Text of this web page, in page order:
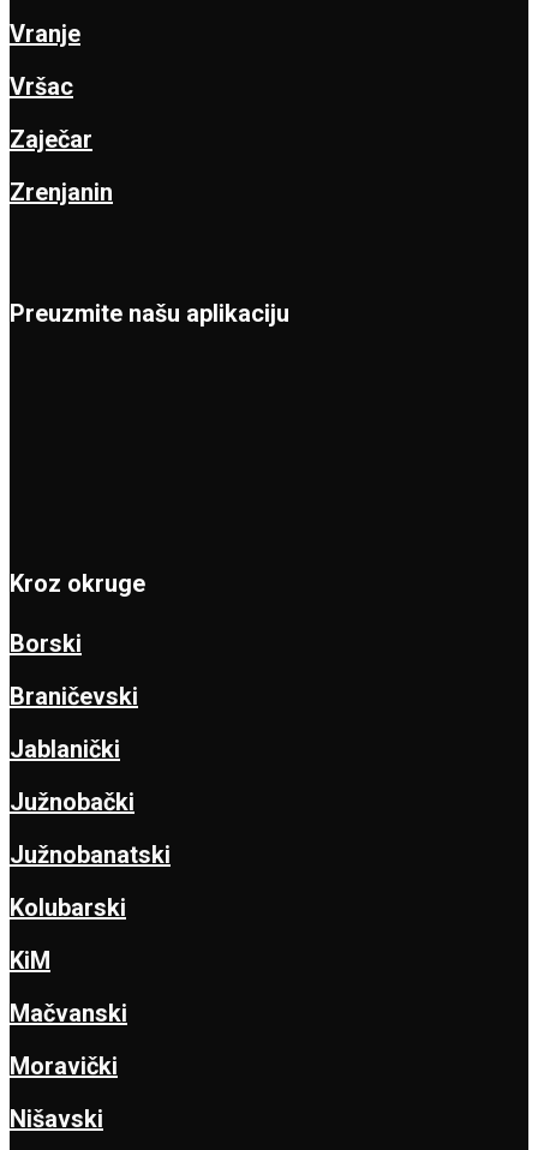
Vranje
Vršac
Zaječar
Zrenjanin
Preuzmite našu aplikaciju
Kroz okruge
Borski
Braničevski
Jablanički
Južnobački
Južnobanatski
Kolubarski
KiM
Mačvanski
Moravički
Nišavski